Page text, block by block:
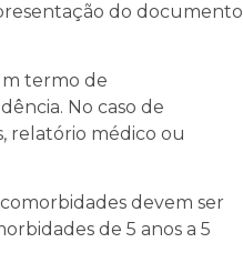
do documento
termo de
No caso de
relatório médico ou
devem ser
de 5 anos a 5